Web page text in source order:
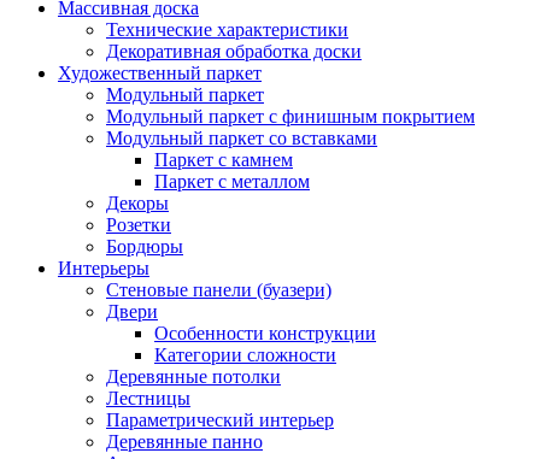
Массивная доска
Технические характеристики
Декоративная обработка доски
Художественный паркет
Модульный паркет
Модульный паркет с финишным покрытием
Модульный паркет со вставками
Паркет с камнем
Паркет с металлом
Декоры
Розетки
Бордюры
Интерьеры
Стеновые панели (буазери)
Двери
Особенности конструкции
Категории сложности
Деревянные потолки
Лестницы
Параметрический интерьер
Деревянные панно